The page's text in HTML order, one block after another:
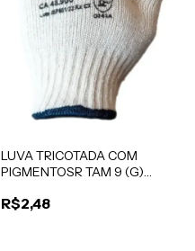
LUVA TRICOTADA COM
PIGMENTOSR TAM 9 (G)
R$2,48